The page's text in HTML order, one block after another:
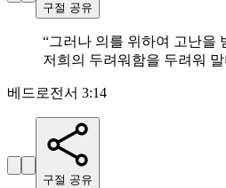
구절 공유
“그러나 의를 위하여 고난을
저희의 두려워함을 두려워
베드로전서 3:14
구절 공유